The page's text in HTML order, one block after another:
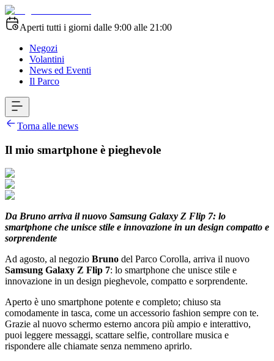
Aperti tutti i giorni dalle 9:00 alle 21:00
Negozi
Volantini
News ed Eventi
Il Parco
Torna alle news
Il mio smartphone è pieghevole
Da Bruno arriva il nuovo Samsung Galaxy Z Flip 7: lo
smartphone che unisce stile e innovazione in un design compatto e
sorprendente
Ad agosto, al negozio Bruno del Parco Corolla, arriva il nuovo
Samsung Galaxy Z Flip 7: lo smartphone che unisce stile e
innovazione in un design pieghevole, compatto e sorprendente.
Aperto è uno smartphone potente e completo; chiuso sta
comodamente in tasca, come un accessorio fashion sempre con te.
Grazie al nuovo schermo esterno ancora più ampio e interattivo,
puoi leggere messaggi, scattare selfie, controllare musica e
rispondere alle chiamate senza nemmeno aprirlo.